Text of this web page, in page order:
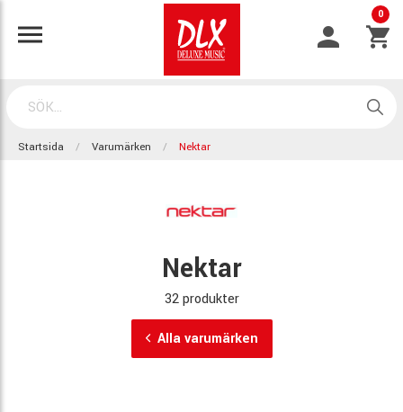
0
Startsida Varumärken Nektar
Nektar
32 produkter
Alla varumärken